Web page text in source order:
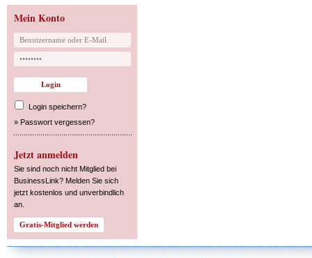
Mein Konto
Login speichern?
» Passwort vergessen?
Jetzt anmelden
Sie sind noch nicht Mitglied bei
BusinessLink? Melden Sie sich
jetzt kostenlos und unverbindlich
an.